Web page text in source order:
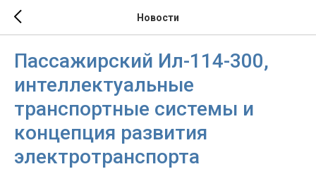
Новости
Пассажирский Ил-114-300,
интеллектуальные
транспортные системы и
концепция развития
электротранспорта